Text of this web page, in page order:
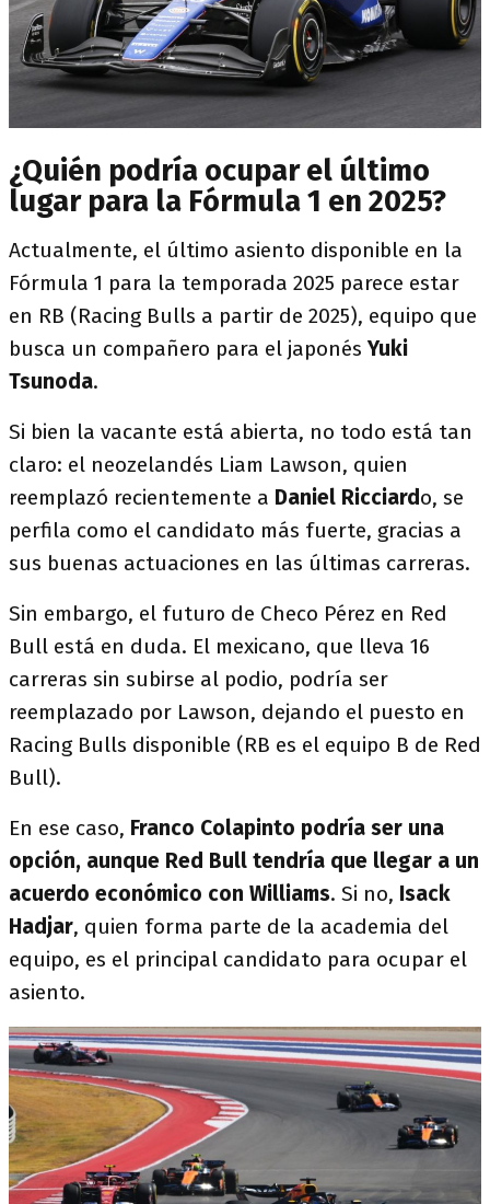
¿Quién podría ocupar el último
lugar para la Fórmula 1 en 2025?
Actualmente, el último asiento disponible en la
Fórmula 1 para la temporada 2025 parece estar
en RB (Racing Bulls a partir de 2025), equipo que
busca un compañero para el japonés Yuki
Tsunoda.
Si bien la vacante está abierta, no todo está tan
claro: el neozelandés Liam Lawson, quien
reemplazó recientemente a Daniel Ricciardo, se
perfila como el candidato más fuerte, gracias a
sus buenas actuaciones en las últimas carreras.
Sin embargo, el futuro de Checo Pérez en Red
Bull está en duda. El mexicano, que lleva 16
carreras sin subirse al podio, podría ser
reemplazado por Lawson, dejando el puesto en
Racing Bulls disponible (RB es el equipo B de Red
Bull).
En ese caso, Franco Colapinto podría ser una
opción, aunque Red Bull tendría que llegar a un
acuerdo económico con Williams. Si no, Isack
Hadjar, quien forma parte de la academia del
equipo, es el principal candidato para ocupar el
asiento.